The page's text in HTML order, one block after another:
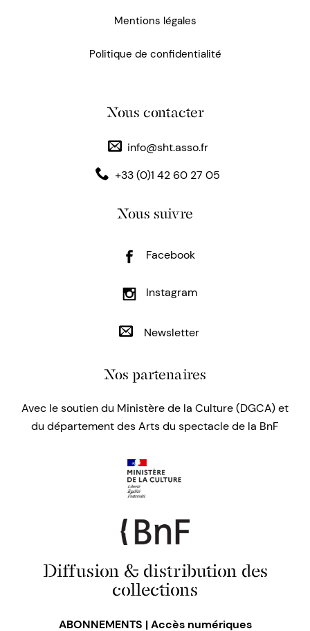
Mentions légales
Politique de confidentialité
Nous contacter
info@sht.asso.fr
+33 (0)1 42 60 27 05
Nous suivre
Facebook
Instagram
Newsletter
Nos partenaires
Avec le soutien du Ministère de la Culture (DGCA) et
du département des Arts du spectacle de la BnF
Diffusion & distribution des
collections
ABONNEMENTS | Accès numériques